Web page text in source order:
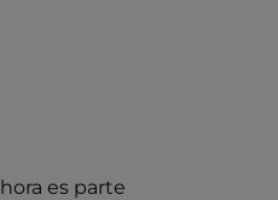
es parte